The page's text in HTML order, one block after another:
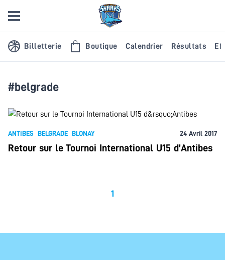
Billetterie Boutique Calendrier Résultats
#belgrade
ANTIBES BELGRADE BLONAY 24 Avril 2017
Retour sur le Tournoi International U15 d’Antibes
1